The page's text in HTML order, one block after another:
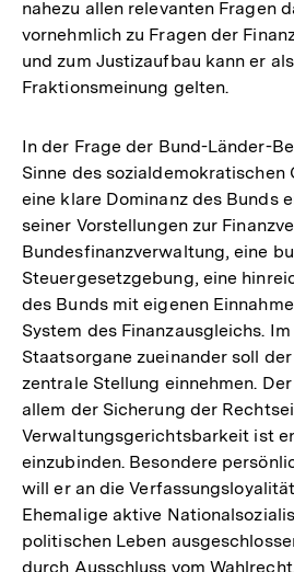
nahezu allen relevanten Fragen
vornehmlich zu Fragen der
und zum Justizaufbau kann er
Fraktionsmeinung gelten.
In der Frage der Bund-Länder-
Sinne des sozialdemokratischen
eine klare Dominanz des Bunds
seiner Vorstellungen zur
Bundesfinanzverwaltung, eine
Steuergesetzgebung, eine
des Bunds mit eigenen
System des Finanzausgleichs.
Staatsorgane zueinander soll
zentrale Stellung einnehmen.
allem der Sicherung der
Verwaltungsgerichtsbarkeit ist
einzubinden. Besondere
will er an die
Ehemalige aktive
politischen Leben
durch Ausschluss vom